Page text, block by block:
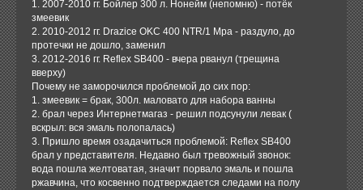
1. 2007-2010 гг. Бойлер 300 л. Нонейм (непомню) - потёк
змеевик
2. 2010-2012 гг. Drazice OKC 400 NTR/1 Mpa - раздуло, до
протечки не дошло, заменил
3. 2012-2016 гг. Reflex SB400 - вчера рванул (трещина
вверху)
Почему не заморочился проблемой до сих пор:
1. змеевик = брак, 300л. маловато для набора ванны
2. брал через Интернетмагаз - решил подсунули левак (
вскрыл: вся эмаль полопалась)
3. Пришло время озадачиться проблемой: Reflex SB400
брал у представителя. Недавно был тревожный звонок:
вода пошла желтоватая, значит порвало эмаль и пошла
ржавчина, что косвенно подтверждается следами на полу